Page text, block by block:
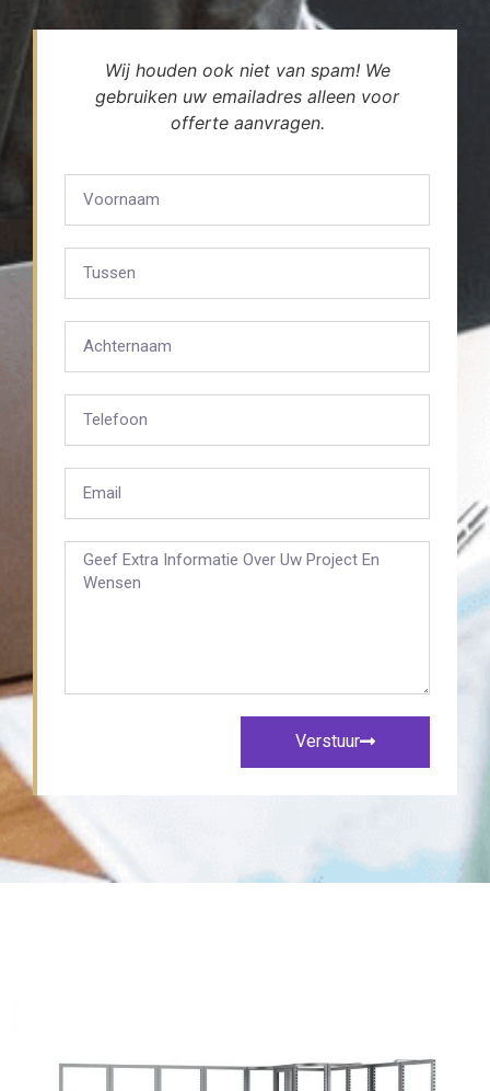
Wij houden ook niet van spam! We
gebruiken uw emailadres alleen voor
offerte aanvragen.
Verstuur